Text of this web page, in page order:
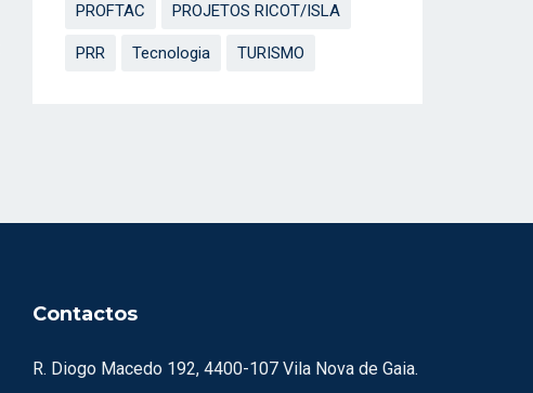
PROFTAC PROJETOS RICOT/ISLA
PRR Tecnologia TURISMO
Contactos
R. Diogo Macedo 192, 4400-107 Vila Nova de Gaia.